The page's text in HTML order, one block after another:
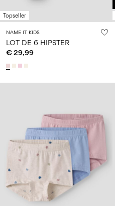
Topseller
NAME IT KIDS
LOT DE 6 HIPSTER
€ 29,99